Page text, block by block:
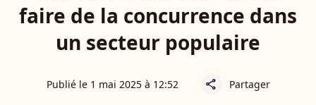
faire de la concurrence dans
un secteur populaire
Publié le 1 mai 2025 à 12:52 share Partager